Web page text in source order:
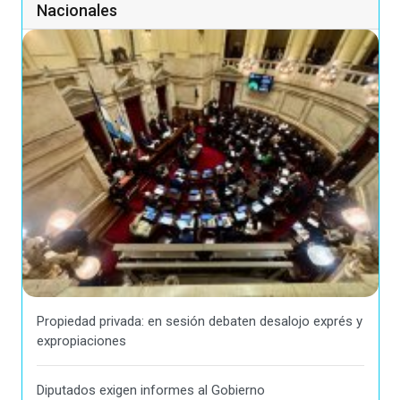
Nacionales
Propiedad privada: en sesión debaten desalojo exprés y
expropiaciones
Diputados exigen informes al Gobierno